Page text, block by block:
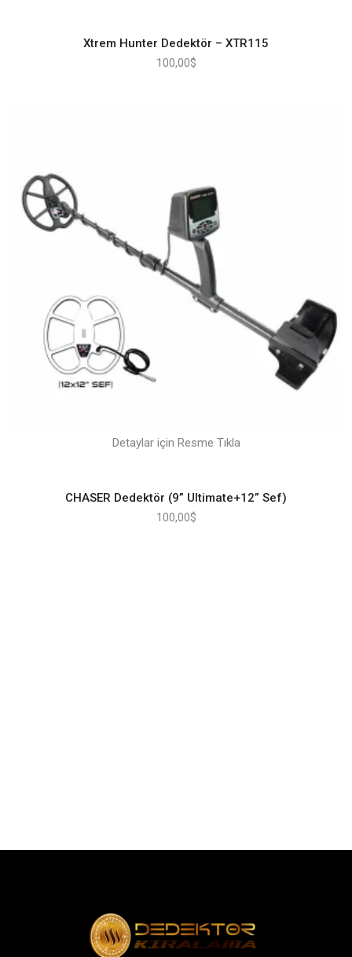
Xtrem Hunter Dedektör – XTR115
100,00$
Detaylar için Resme Tıkla
CHASER Dedektör (9” Ultimate+12” Sef)
100,00$